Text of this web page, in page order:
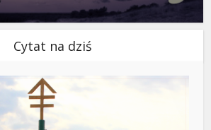
Cytat na dziś